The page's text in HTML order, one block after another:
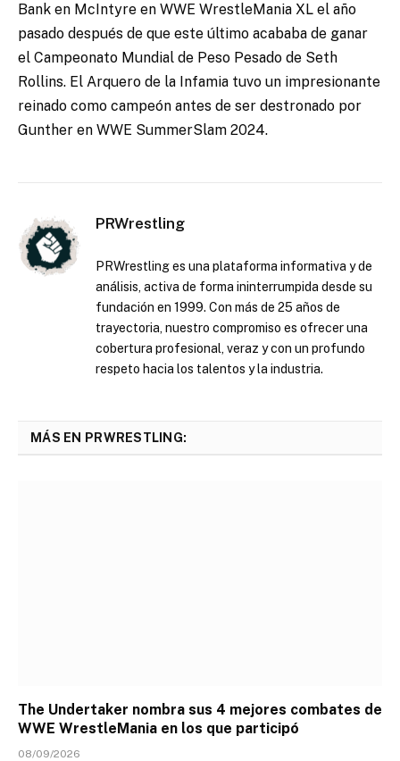
Bank en McIntyre en WWE WrestleMania XL el año
pasado después de que este último acababa de ganar
el Campeonato Mundial de Peso Pesado de Seth
Rollins. El Arquero de la Infamia tuvo un impresionante
reinado como campeón antes de ser destronado por
Gunther en WWE SummerSlam 2024.
PRWrestling
PRWrestling es una plataforma informativa y de
análisis, activa de forma ininterrumpida desde su
fundación en 1999. Con más de 25 años de
trayectoria, nuestro compromiso es ofrecer una
cobertura profesional, veraz y con un profundo
respeto hacia los talentos y la industria.
MÁS EN PRWRESTLING:
The Undertaker nombra sus 4 mejores combates de
WWE WrestleMania en los que participó
08/09/2026